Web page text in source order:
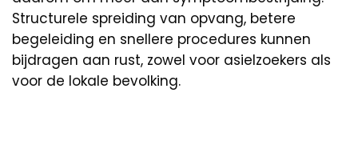
Structurele spreiding van opvang, betere
begeleiding en snellere procedures kunnen
bijdragen aan rust, zowel voor asielzoekers als
voor de lokale bevolking.